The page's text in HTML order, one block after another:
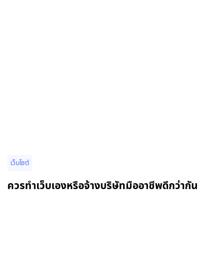
เว็บไซต์
ควรทำเว็บเองหรือจ้างบริษัทมืออาชีพดีกว่ากัน